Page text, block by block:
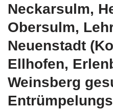
Neckarsulm,
Obersulm,
Neuenstadt
Ellhofen,
Weinsberg